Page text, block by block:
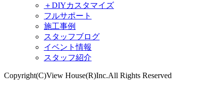
＋DIYカスタマイズ
フルサポート
施工事例
スタッフブログ
イベント情報
スタッフ紹介
Copyright(C)View House(R)Inc.All Rights Reserved